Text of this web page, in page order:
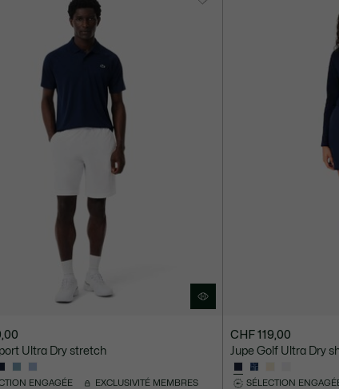
Ultra Dry stretch
ENGAGÉE EXCLUSIVITÉ MEMBRES
CHF 119,00
Jupe Golf Ultra Dry
SÉLECTION